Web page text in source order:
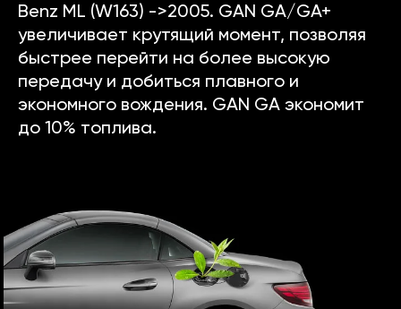
Benz ML (W163) ->2005. GAN GA/GA+
увеличивает крутящий момент, позволяя
быстрее перейти на более высокую
передачу и добиться плавного и
экономного вождения. GAN GA экономит
до 10% топлива.